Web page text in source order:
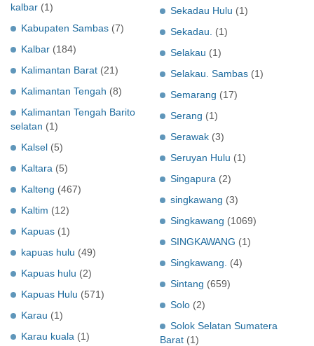
kalbar (1)
Kabupaten Sambas (7)
Kalbar (184)
Kalimantan Barat (21)
Kalimantan Tengah (8)
Kalimantan Tengah Barito
selatan (1)
Kalsel (5)
Kaltara (5)
Kalteng (467)
Kaltim (12)
Kapuas (1)
kapuas hulu (49)
Kapuas hulu (2)
Kapuas Hulu (571)
Karau (1)
Karau kuala (1)
Sekadau Hulu (1)
Sekadau.
(1)
Selakau (1)
Selakau. Sambas (1)
Semarang (17)
Serang (1)
Serawak (3)
Seruyan Hulu (1)
Singapura (2)
singkawang (3)
Singkawang (1069)
SINGKAWANG (1)
Singkawang.
(4)
Sintang (659)
Solo (2)
Solok Selatan Sumatera
Barat (1)